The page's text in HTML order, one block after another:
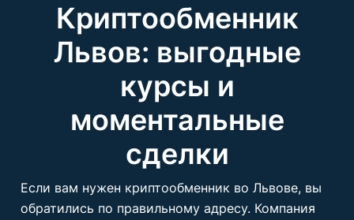
Криптообменник
Львов: выгодные
курсы и
моментальные
сделки
Если вам нужен криптообменник во Львове, вы
обратились по правильному адресу. Компания